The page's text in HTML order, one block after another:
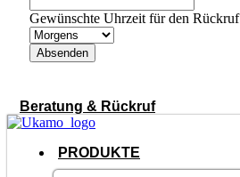
Gewünschte Uhrzeit für den Rückruf
Absenden
Beratung & Rückruf
PRODUKTE